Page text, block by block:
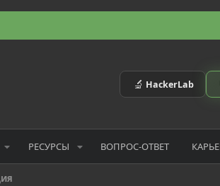
🔬 HackerLab
РЕСУРСЫ ВОПРОС-ОТВЕТ